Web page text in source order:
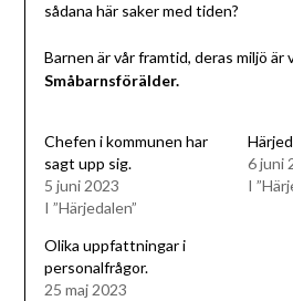
sådana här saker med tiden?
Barnen är vår framtid, deras miljö
Småbarnsförälder.
Chefen i kommunen har
sagt upp sig.
5 juni 2023
I ”Härjedalen”
6 juni
I
Olika uppfattningar i
personalfrågor.
25 maj 2023